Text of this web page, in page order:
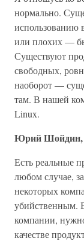
нормально.
использованию
или плохих —
Существуют
свободных,
наоборот —
там. В нашей
Linux.
Юрий Шойдин,
Есть реальные
любом случае,
некоторых
убийственным.
компании,
качестве